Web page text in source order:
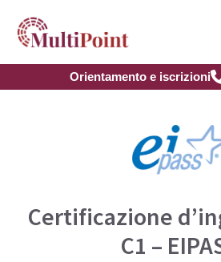
contenuto
Orientamento e iscrizioni
Certificazione
C1 –